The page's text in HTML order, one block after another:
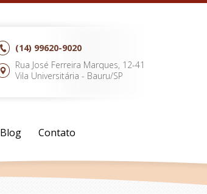
(14) 99620-9020
Rua José Ferreira Marques, 12-41
Vila Universitária - Bauru/SP
Blog Contato